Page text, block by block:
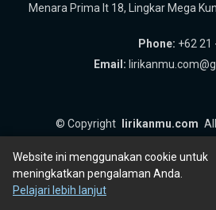
Menara Prima lt 18, Lingkar Mega
Phone: +62 21
Email:
© Copyright lirikanmu.com
Website ini menggunakan cookie untuk
meningkatkan pengalaman Anda.
Pelajari lebih lanjut